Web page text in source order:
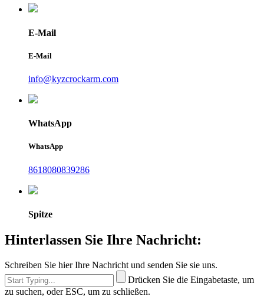
E-Mail
E-Mail
info@kyzcrockarm.com
WhatsApp
WhatsApp
8618080839286
Spitze
Hinterlassen Sie Ihre Nachricht:
Schreiben Sie hier Ihre Nachricht und senden Sie sie uns.
Drücken Sie die Eingabetaste, um
zu suchen, oder ESC, um zu schließen.